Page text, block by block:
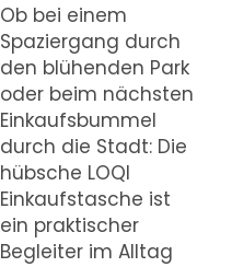
Ob bei einem
Spaziergang durch
den blühenden Park
oder beim nächsten
Einkaufsbummel
durch die Stadt: Die
hübsche LOQI
Einkaufstasche ist
ein praktischer
Begleiter im Alltag